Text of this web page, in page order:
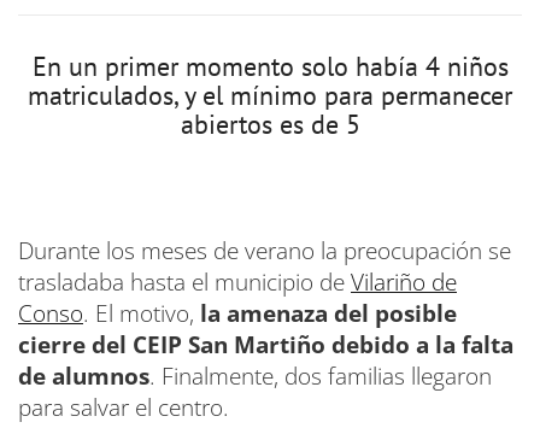
En un primer momento solo había 4 niños
matriculados, y el mínimo para permanecer
abiertos es de 5
Durante los meses de verano la preocupación se
trasladaba hasta el municipio deVilariño de
Conso. El motivo, la amenaza del posible
cierre del CEIP San Martiño debido a la falta
de alumnos. Finalmente, dos familias llegaron
para salvar el centro.